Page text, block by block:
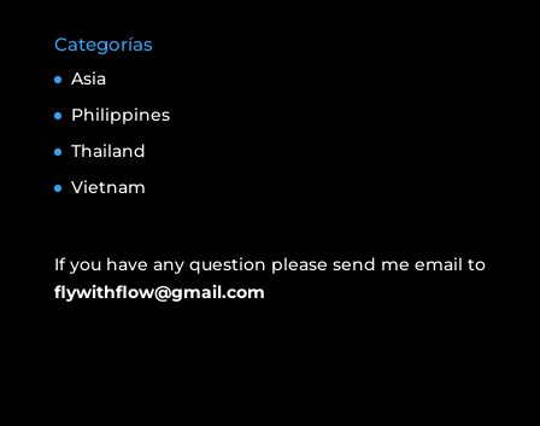
Categorías
Asia
Philippines
Thailand
Vietnam
If you have any question please send me email to
flywithflow@gmail.com